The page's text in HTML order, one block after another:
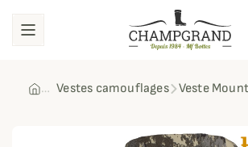
Vestes camouflages Veste